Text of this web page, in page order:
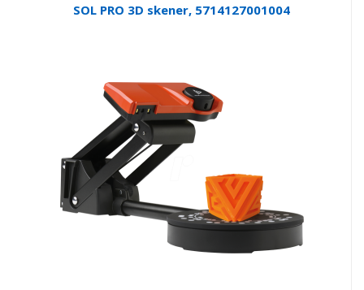
SOL PRO 3D skener, 5714127001004